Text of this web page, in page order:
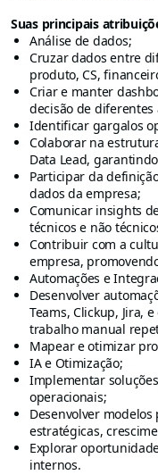
Suas principais
Análise de dados;
Cruzar dados entre
produto, CS,
Criar e manter
decisão de diferentes
Identificar gargalos
Colaborar na
Data Lead,
Participar da
dados da empresa;
Comunicar insights
técnicos e não
Contribuir com a
empresa,
Automações e
Desenvolver
Teams, Clickup, Jira,
trabalho manual
Mapear e otimizar
IA e Otimização;
Implementar
operacionais;
Desenvolver
estratégicas,
Explorar
internos.